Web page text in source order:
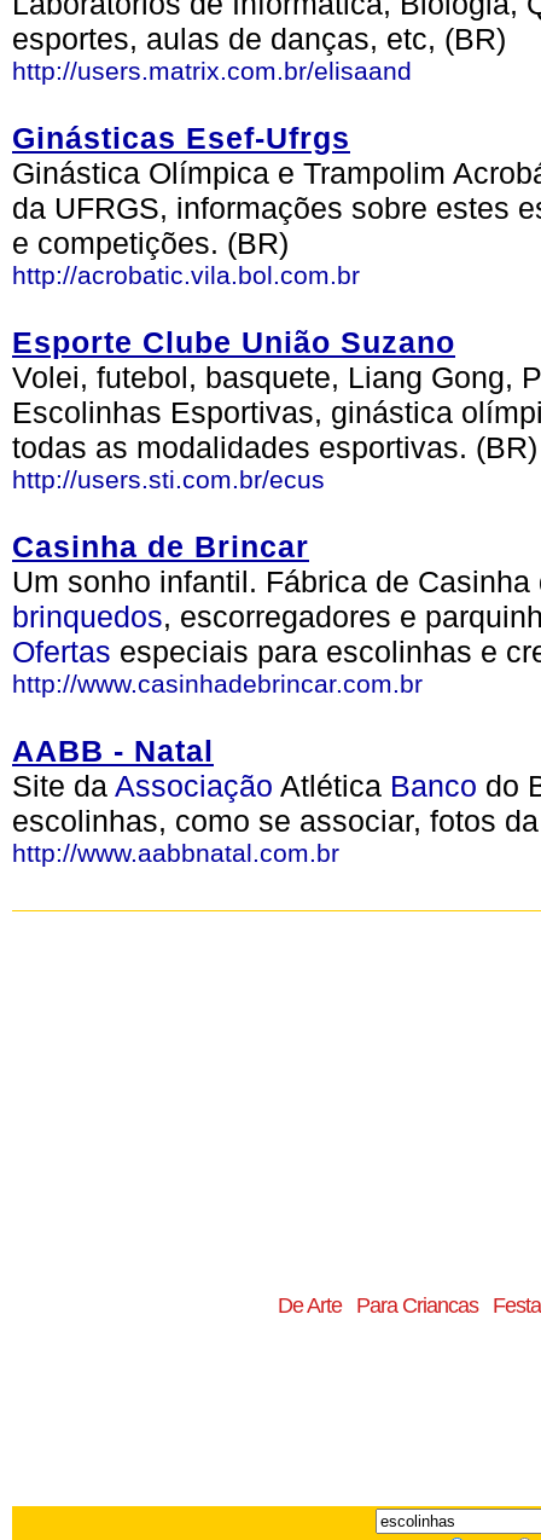
esportes, aulas de danças, etc, (BR)
http://users.matrix.com.br/elisaand
Ginásticas Esef-Ufrgs
Ginástica Olímpica e Trampolim
da UFRGS, informações sobre estes
e competições. (BR)
http://acrobatic.vila.bol.com.br
Esporte Clube União Suzano
Volei, futebol, basquete, Liang Gong,
Escolinhas Esportivas, ginástica
todas as modalidades esportivas. (BR)
http://users.sti.com.br/ecus
Casinha de Brincar
Um sonho infantil. Fábrica de
brinquedos, escorregadores e
Ofertas especiais para escolinhas e
http://www.casinhadebrincar.com.br
AABB - Natal
Site da Associação Atlética Banco do
escolinhas, como se associar, fotos
http://www.aabbnatal.com.br
De Arte Para Criancas